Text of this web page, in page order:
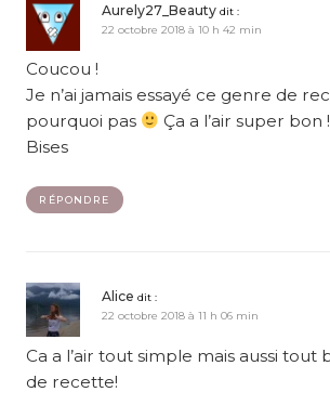
Aurely27_Beauty dit :
22 octobre 2018 à 10 h 42 min
Coucou !
Je n’ai jamais essayé ce genre de
pourquoi pas
Ça a l’air super bon !
Bises
RÉPONDRE
Alice dit :
22 octobre 2018 à 11 h 06 min
Ca a l’air tout simple mais aussi tout
de recette!